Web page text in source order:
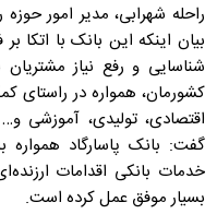
راحله شهرابی، مدیر امور
بیان اینکه این بانک با اتکا
شناسایی و رفع نیاز
کشورمان، همواره در
اقتصادی، تولیدی، آموزشی
گفت: بانک پاسارگاد همواره
خدمات بانکی اقدامات
بسیار موفق عمل کرده است.